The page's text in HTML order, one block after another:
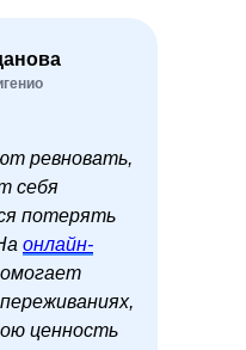
ревновать,
себя
потерять
онлайн-
ценность